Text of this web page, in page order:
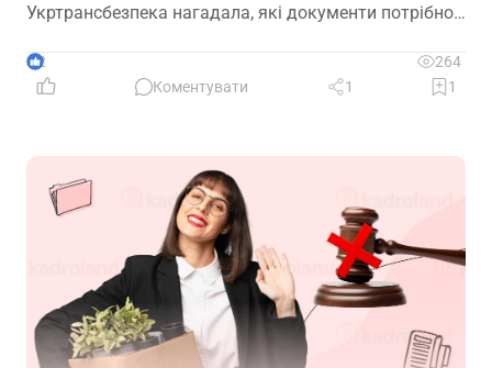
Укртрансбезпека нагадала, які документи потрібно
що очікує на компанії, які не встигнуть підтвердити
свій статус
2
264
Коментувати
1 1